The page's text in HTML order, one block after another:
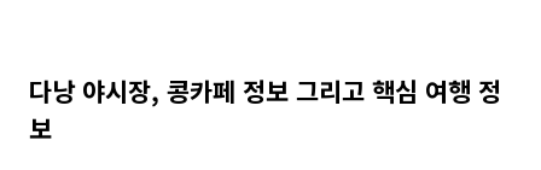
다낭 야시장, 콩카페 정보 그리고 핵심 여행 정
보